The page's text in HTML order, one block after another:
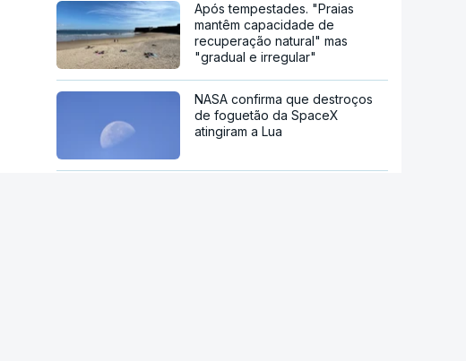
Após tempestades. "Praias
mantêm capacidade de
recuperação natural" mas
"gradual e irregular"
NASA confirma que destroços
de foguetão da SpaceX
atingiram a Lua